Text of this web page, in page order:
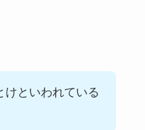
けといわれている